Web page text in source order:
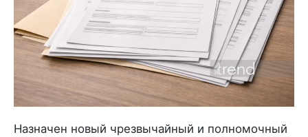
Назначен новый чрезвычайный и полномочный